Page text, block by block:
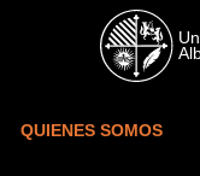
Skip to main content
QUIENES SOMOS